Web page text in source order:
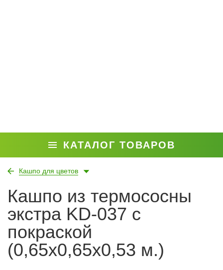
КАТАЛОГ ТОВАРОВ
Кашпо для цветов
Кашпо из термососны
экстра KD-037 с
покраской
(0,65х0,65х0,53 м.)